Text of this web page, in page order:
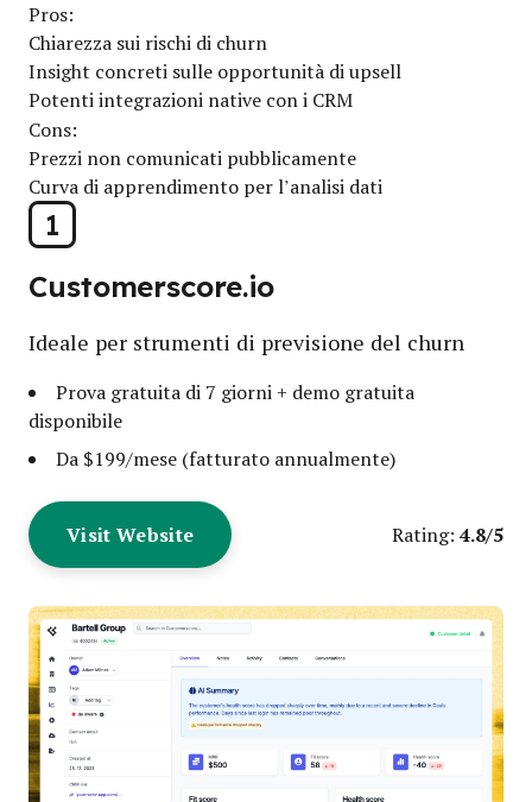
1
Customerscore.io
Ideale per strumenti di previsione del churn
Prova gratuita di 7 giorni + demo gratuita
disponibile
Da $199/mese (fatturato annualmente)
Visit Website Rating: 4.8/5
Pros:
Chiarezza sui rischi di churn
Insight concreti sulle opportunità di upsell
Potenti integrazioni native con i CRM
Cons:
Prezzi non comunicati pubblicamente
Curva di apprendimento per l’analisi dati